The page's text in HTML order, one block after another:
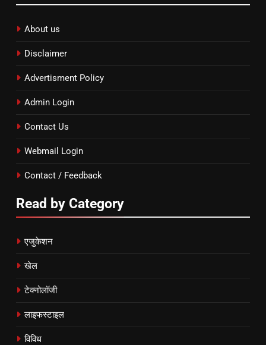
About us
Disclaimer
Advertisment Policy
Admin Login
Contact Us
Webmail Login
Contact / Feedback
Read by Category
एजुकेशन
खेल
टेक्नोलॉजी
लाइफस्टाइल
विविध